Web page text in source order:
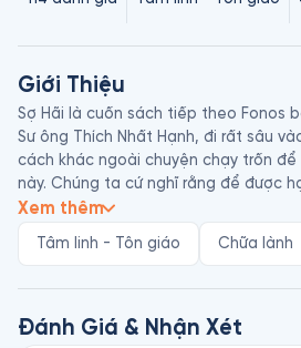
Giới Thiệu
Sợ Hãi là cuốn sách tiếp theo Fonos
Sư ông Thích Nhất Hạnh, đi rất sâu
cách khác ngoài chuyện chạy trốn
này. Chúng ta cứ nghĩ rằng để được
né hay quên đi lo sợ. Chúng ta không
“Thôi! Thôi! Tôi không muốn nghĩ tới
Cách duy nhất để bớt đi lo sợ và thật
Xem thêm
Tâm linh - Tôn giáo Chữa lành
Đánh Giá & Nhận Xét